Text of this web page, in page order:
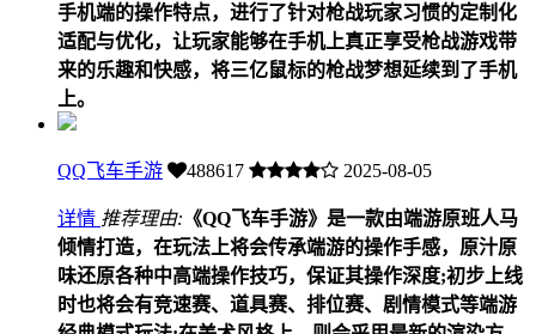
手机端的操作特点，进行了针对枪战玩家习惯的定制化
适配与优化，让玩家能够在手机上真正享受枪战游戏带
来的乐趣和快感，将三亿鼠标的枪战梦想延续到了手机
上。
QQ飞车手游 488617 2025-08-05
详情 推荐理由: 《QQ飞车手游》是一款由端游原班人马
倾情打造，在玩法上将会传承端游的操作手感，原汁原
味还原各种中高端操作技巧，保证其操作深度;初步上线
时也将会有竞速赛、道具赛、排位赛、剧情模式等端游